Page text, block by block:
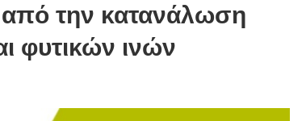
από την κατανάλωση
φυτικών ινών